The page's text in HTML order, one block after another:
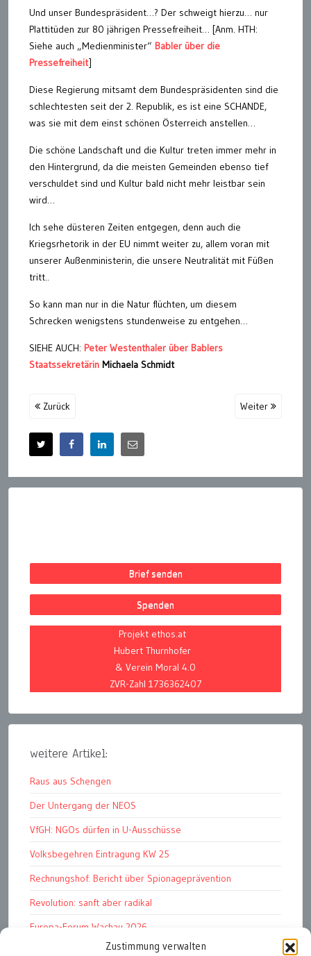
Zustimmung verwalten
Und unser Bundespräsident…? Der schweigt hierzu… nur
Plattitüden zur 80 jährigen Pressefreiheit… [Anm. HTH:
Siehe auch „Medienminister“ Babler über die
Pressefreiheit]
Diese Regierung mitsamt dem Bundespräsidenten sind die
schlechtesten seit der 2. Republik, es ist eine SCHANDE,
was sie mit dem einst schönen Österreich anstellen…
Die schöne Landschaft und die Kultur treten immer mehr in
den Hintergrund, da die meisten Gemeinden ebenso tief
verschuldet sind und Kultur bald nicht mehr leistbar sein
wird…
Ich sehe düsteren Zeiten entgegen, denn auch die
Kriegsrhetorik in der EU nimmt weiter zu, allem voran mit
unserer Außenministerin, die unsere Neutralität mit Füßen
tritt..
So kann man nur in die Natur flüchten, um diesem
Schrecken wenigstens stundenweise zu entgehen…
SIEHE AUCH: Peter Westenthaler über Bablers
Staatssekretärin Michaela Schmidt
Zurück Weiter
Brief senden
Spenden
Projekt ethos.at
Hubert Thurnhofer
& Verein Moral 4.0
ZVR-Zahl 1736362407
weitere Artikel:
Raus aus Schengen
Der Untergang der NEOS
VfGH: NGOs dürfen in U-Ausschüsse
Volksbegehren Eintragung KW 25
Rechnungshof: Bericht über Spionageprävention
Revolution: sanft aber radikal
Europa-Forum Wachau 2026
Amnesty Report 2025/26